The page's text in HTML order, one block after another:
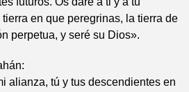
en que peregrinas, la tierra de
perpetua, y seré su Dios».
alianza, tú y tus descendientes en